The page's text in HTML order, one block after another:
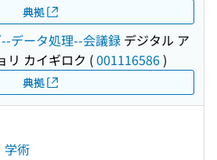
典拠
データ処理--会議録 デジタル ア
リ カイギロク (001116586)
典拠
学術